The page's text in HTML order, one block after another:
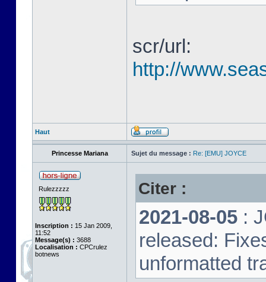
scr/url:
http://
Haut
Princesse Mariana Sujet du message : Re: [EMU] JOYCE
Rulezzzzz
Inscription : 15 Jan 2009,
11:52
Message(s) : 3688
Localisation : CPCrulez
botnews
Citer :
2021-08-05 :
released:
unformatted